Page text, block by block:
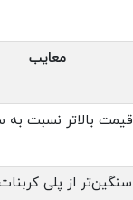
معایب
قیمت بالاتر نسبت به
سنگین‌تر از پلی